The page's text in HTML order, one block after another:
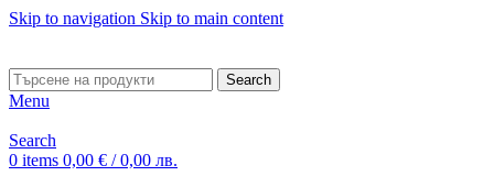
Skip to navigation Skip to main content
Search
Menu
Search
0 items 0,00 € / 0,00 лв.